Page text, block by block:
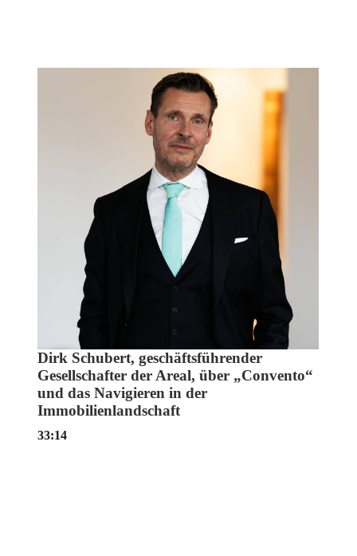
Dirk Schubert, geschäftsführender
Gesellschafter der Areal, über „Convento“
und das Navigieren in der
Immobilienlandschaft
33:14